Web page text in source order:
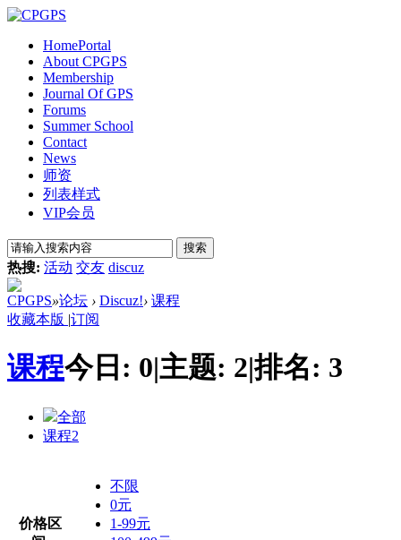
HomePortal
About CPGPS
Membership
Journal Of GPS
Forums
Summer School
Contact
News
师资
列表样式
VIP会员
搜索
热搜: 活动 交友 discuz
CPGPS»论坛 › Discuz!› 课程
收藏本版 |订阅
课程今日: 0|主题: 2|排名: 3
全部
课程2
价格区
不限
0元
1-99元